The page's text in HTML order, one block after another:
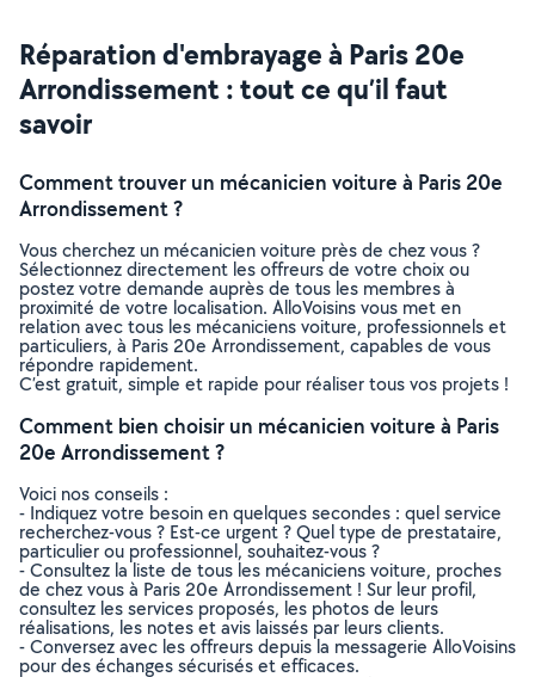
Réparation d'embrayage à Paris 20e
Arrondissement : tout ce qu’il faut
savoir
Comment trouver un mécanicien voiture à Paris 20e
Arrondissement ?
Vous cherchez un mécanicien voiture près de chez vous ?
Sélectionnez directement les offreurs de votre choix ou
postez votre demande auprès de tous les membres à
proximité de votre localisation. AlloVoisins vous met en
relation avec tous les mécaniciens voiture, professionnels et
particuliers, à Paris 20e Arrondissement, capables de vous
répondre rapidement.
C’est gratuit, simple et rapide pour réaliser tous vos projets !
Comment bien choisir un mécanicien voiture à Paris
20e Arrondissement ?
Voici nos conseils :
- Indiquez votre besoin en quelques secondes : quel service
recherchez-vous ? Est-ce urgent ? Quel type de prestataire,
particulier ou professionnel, souhaitez-vous ?
- Consultez la liste de tous les mécaniciens voiture, proches
de chez vous à Paris 20e Arrondissement ! Sur leur profil,
consultez les services proposés, les photos de leurs
réalisations, les notes et avis laissés par leurs clients.
- Conversez avec les offreurs depuis la messagerie AlloVoisins
pour des échanges sécurisés et efficaces.